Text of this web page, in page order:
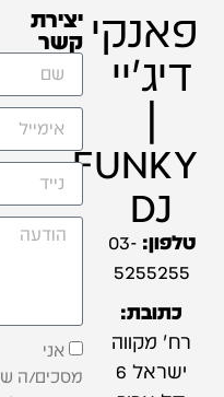
פאנקי
דיג'יי
|
FUNKY
DJ
טלפון: 03-
5255255
כתובת:
רח' מקווה
ישראל 6
יצירת
קשר
אני
מסכים/ה ש